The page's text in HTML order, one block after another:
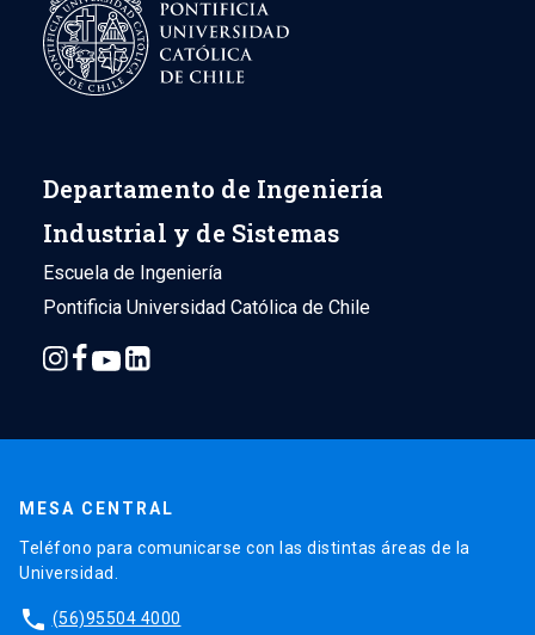
Departamento de Ingeniería
Industrial y de Sistemas
Escuela de Ingeniería
Pontificia Universidad Católica de Chile
MESA CENTRAL
Teléfono para comunicarse con las distintas áreas de la
Universidad.
phone (56)95504 4000